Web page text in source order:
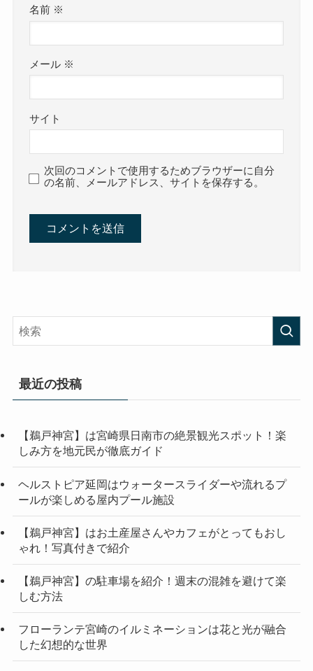
名前 ※
メール ※
サイト
次回のコメントで使用するためブラウザーに自分
の名前、メールアドレス、サイトを保存する。
最近の投稿
【鵜戸神宮】は宮崎県日南市の絶景観光スポット！楽
しみ方を地元民が徹底ガイド
ヘルストピア延岡はウォータースライダーや流れるプ
ールが楽しめる屋内プール施設
【鵜戸神宮】はお土産屋さんやカフェがとってもおし
ゃれ！写真付きで紹介
【鵜戸神宮】の駐車場を紹介！週末の混雑を避けて楽
しむ方法
フローランテ宮崎のイルミネーションは花と光が融合
した幻想的な世界